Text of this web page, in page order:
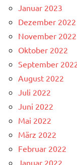
Januar 2023
Dezember 2022
November 2022
Oktober 2022
September
August 2022
Juli 2022
Juni 2022
Mai 2022
März 2022
Februar 2022
Januar 2022